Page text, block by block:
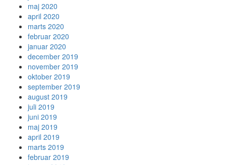
maj 2020
april 2020
marts 2020
februar 2020
januar 2020
december 2019
november 2019
oktober 2019
september 2019
august 2019
juli 2019
juni 2019
maj 2019
april 2019
marts 2019
februar 2019